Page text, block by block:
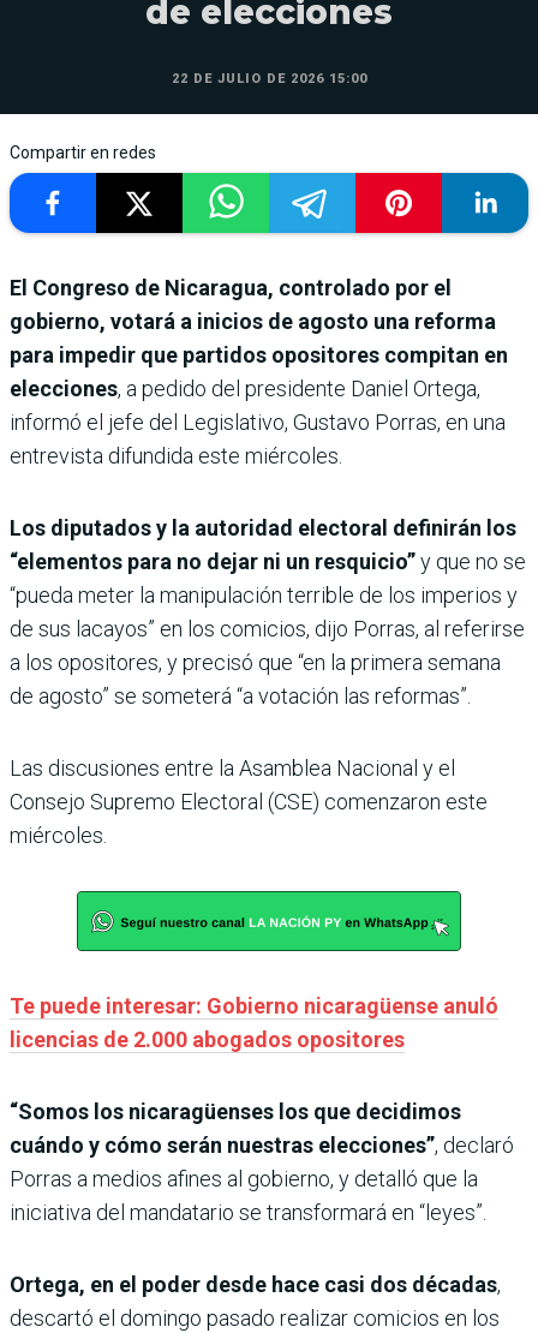
de elecciones
22 DE JULIO DE 2026 15:00
Compartir en redes
El Congreso de Nicaragua, controlado por el
gobierno, votará a inicios de agosto una reforma
para impedir que partidos opositores compitan en
elecciones, a pedido del presidente Daniel Ortega,
informó el jefe del Legislativo, Gustavo Porras, en una
entrevista difundida este miércoles.
Los diputados y la autoridad electoral definirán los
“elementos para no dejar ni un resquicio”y que no se
“pueda meter la manipulación terrible de los imperios y
de sus lacayos” en los comicios, dijo Porras, al referirse
a los opositores, y precisó que “en la primera semana
de agosto” se someterá “a votación las reformas”.
Las discusiones entre la Asamblea Nacional y el
Consejo Supremo Electoral (CSE) comenzaron este
miércoles.
Te puede interesar: Gobierno nicaragüense anuló
licencias de 2.000 abogados opositores
“Somos los nicaragüenses los que decidimos
cuándo y cómo serán nuestras elecciones”, declaró
Porras a medios afines al gobierno, y detalló que la
iniciativa del mandatario se transformará en “leyes”.
Ortega, en el poder desde hace casi dos décadas,
descartó el domingo pasado realizar comicios en los